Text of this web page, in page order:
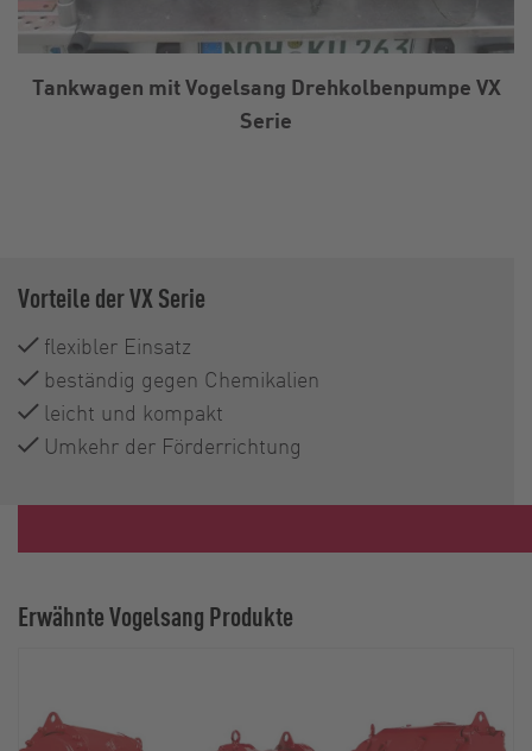
Tankwagen mit Vogelsang Drehkolbenpumpe VX
Serie
Vorteile der VX Serie
flexibler Einsatz
beständig gegen Chemikalien
leicht und kompakt
Umkehr der Förderrichtung
Erwähnte Vogelsang Produkte